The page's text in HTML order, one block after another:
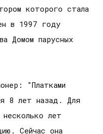
которого стала
в 1997 году
Домом парусных
"Платками
8 лет назад. Для
лет
Сейчас она